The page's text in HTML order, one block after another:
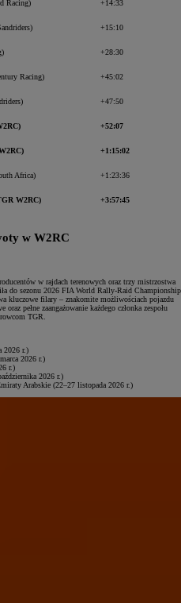
Racing) +14:33
+15:10
+28:30
Racing) +45:02
+47:50
+52:07
+1:15:02
Africa) +1:23:36
W2RC) +3:57:45
w W2RC
w rajdach terenowych oraz trzy mistrzostwa
do sezonu 2026 FIA World Rally-Raid Championship
kluczowe filary – znakomite możliwościach pojazdu
pełne zaangażowanie każdego członka zespołu
TGR.
2026 r.)
2026 r.)
r.)
2026 r.)
Arabskie (22–27 listopada 2026 r.)